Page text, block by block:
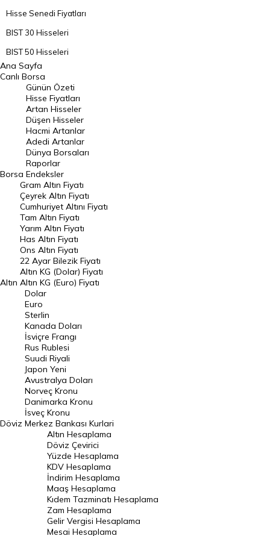
Hisse Senedi Fiyatları
BIST 30 Hisseleri
BIST 50 Hisseleri
BIST 100 Hisseleri
En Çok Artan Hisseler
En Çok Düşen Hisseler
Hacmi Artanlar
Geçmiş Kapanışlar
Dünya Borsaları
Raporlar
Endeksler
DÖVİZ
Döviz Kuru
Dolar Kuru
Euro Kuru
Pound Kuru
Frank Kuru
Riyal Kuru
Avustralya Doları
Danimarka Kronu Kuru
Kanada Doları Kuru
Norveç Kronu Kuru
İsveç Kronu Kuru
Japon Yeni Kuru
Serbest Piyasa Döviz Kurları
Merkez Bankası Döviz Kurları
Ana Sayfa
Canlı Borsa
Borsa
Günün Özeti
Hisse Fiyatları
Artan Hisseler
Düşen Hisseler
Hacmi Artanlar
Adedi Artanlar
Dünya Borsaları
Raporlar
Endeksler
Altın
Gram Altın Fiyatı
Çeyrek Altın Fiyatı
Cumhuriyet Altını Fiyatı
Tam Altın Fiyatı
Yarım Altın Fiyatı
Has Altın Fiyatı
Ons Altın Fiyatı
22 Ayar Bilezik Fiyatı
Altın KG (Dolar) Fiyatı
Altın KG (Euro) Fiyatı
Döviz
Dolar
Euro
Sterlin
Kanada Doları
İsviçre Frangı
Rus Rublesi
Suudi Riyali
Japon Yeni
Avustralya Doları
Norveç Kronu
Danimarka Kronu
İsveç Kronu
Merkez Bankası Kurlari
Altın Hesaplama
Döviz Çevirici
Yüzde Hesaplama
KDV Hesaplama
İndirim Hesaplama
Maaş Hesaplama
Kıdem Tazminatı Hesaplama
Zam Hesaplama
Gelir Vergisi Hesaplama
Mesai Hesaplama